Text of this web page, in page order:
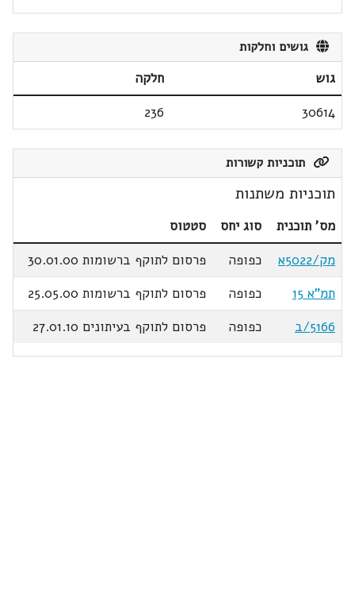
גושים וחלקות
גוש
חלקה
30614
236
תוכניות קשורות
תוכניות משתנות
מס' תוכנית סוג יחס
סטטוס
מק/5022א
כפופה
פרסום לתוקף ברשומות 30.01.00
תמ"א 15
כפופה
פרסום לתוקף ברשומות 25.05.00
5166/ב
כפופה פרסום לתוקף בעיתונים 27.01.10